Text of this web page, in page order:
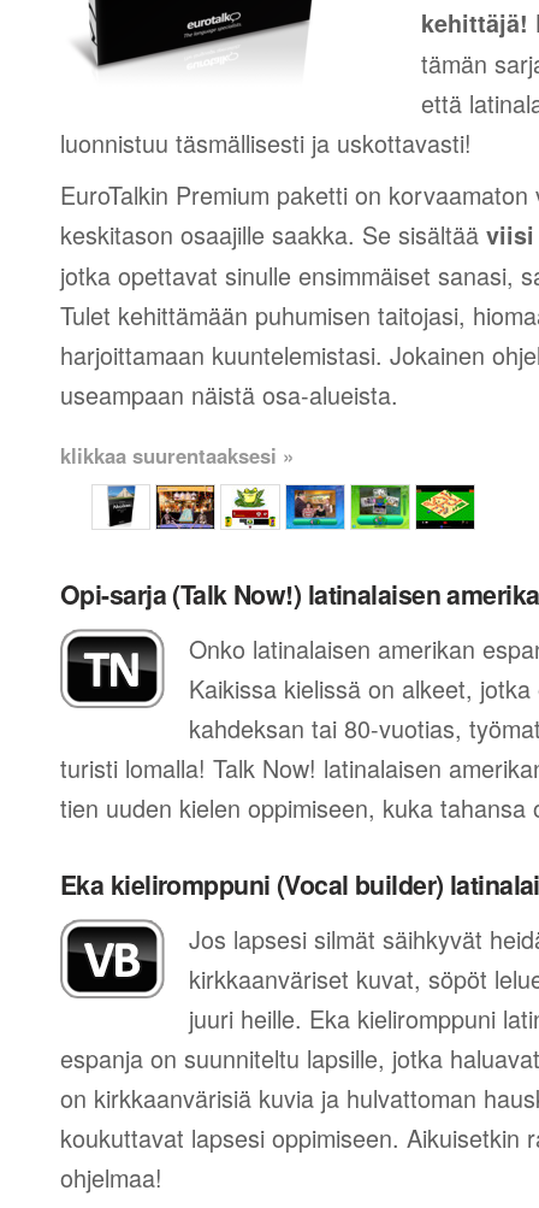
kehittäjä!
tämän
että
luonnistuu täsmällisesti ja uskottavasti!
EuroTalkin Premium paketti on
keskitason osaajille saakka. Se sisältää viisi
jotka opettavat sinulle ensimmäiset sanasi,
Tulet kehittämään puhumisen taitojasi,
harjoittamaan kuuntelemistasi. Jokainen
useampaan näistä osa-alueista.
klikkaa suurentaaksesi »
Opi-sarja (Talk Now!) latinalaisen
Onko latinalaisen amerikan
Kaikissa kielissä on alkeet,
kahdeksan tai 80-vuotias,
turisti lomalla! Talk Now! latinalaisen
tien uuden kielen oppimiseen, kuka tahansa
Eka kieliromppuni (Vocal builder)
Jos lapsesi silmät säihkyvät
kirkkaanväriset kuvat, söpöt
juuri heille. Eka kieliromppuni
espanja on suunniteltu lapsille, jotka
on kirkkaanvärisiä kuvia ja hulvattoman
koukuttavat lapsesi oppimiseen. Aikuisetkin
ohjelmaa!